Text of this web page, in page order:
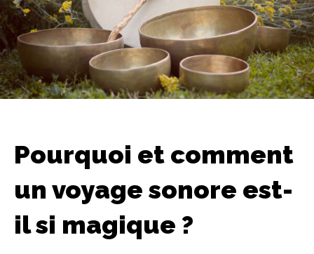
Pourquoi et comment
un voyage sonore est-
il si magique ?